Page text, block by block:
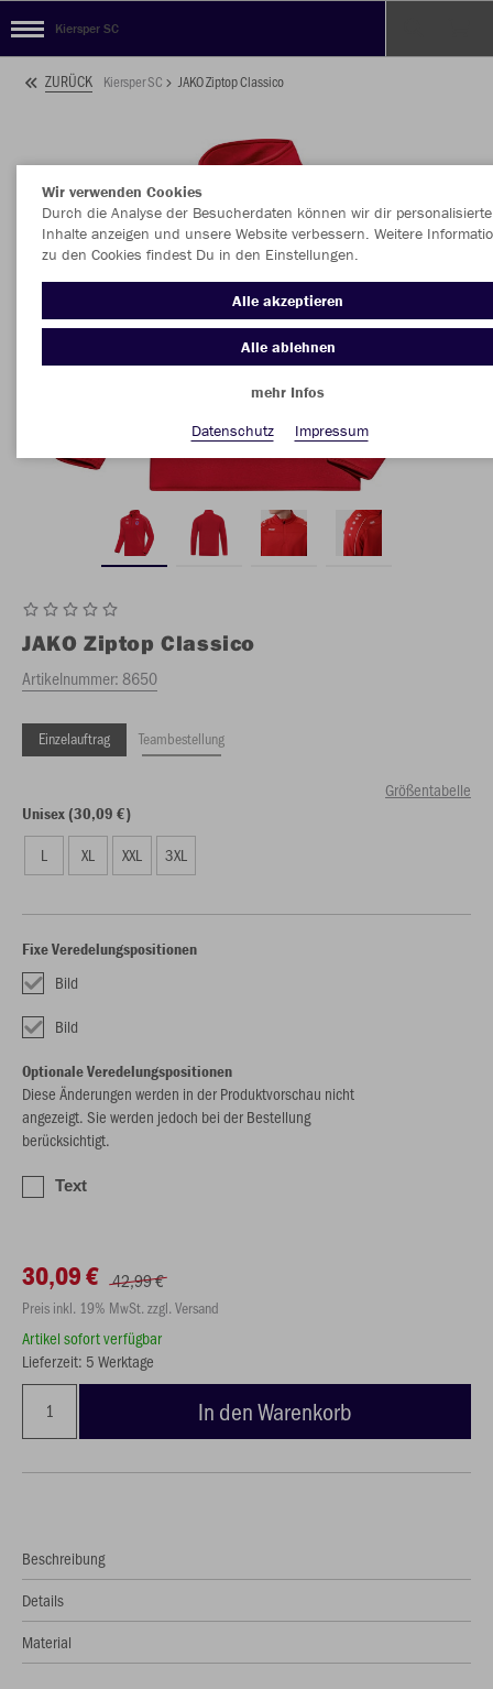
Kiersper SC
ZURÜCK Kiersper SC JAKO Ziptop Classico
JAKO Ziptop Classico
Artikelnummer:8650
Einzelauftrag Teambestellung
Größentabelle
Unisex (30,09 €)
L XL XXL 3XL
Fixe Veredelungspositionen
Bild
Bild
Optionale Veredelungspositionen
Diese Änderungen werden in der Produktvorschau nicht
angezeigt. Sie werden jedoch bei der Bestellung
berücksichtigt.
Text
30,09 € 42,99 €
Preis inkl. 19% MwSt. zzgl. Versand
Artikel sofort verfügbar
Lieferzeit: 5 Werktage
In den Warenkorb
Beschreibung
Details
Material
Wir verwenden Cookies
Durch die Analyse der Besucherdaten können wir dir personalisierte
Inhalte anzeigen und unsere Website verbessern. Weitere
zu den Cookies findest Du in den Einstellungen.
Alle akzeptieren
Alle ablehnen
mehr Infos
Datenschutz
Impressum